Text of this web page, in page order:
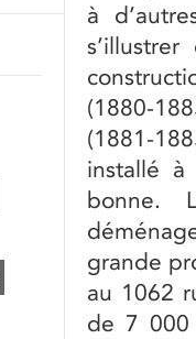
à
(1880-
(1881-
installé
bonne.
grande
au 1062
de 7 000